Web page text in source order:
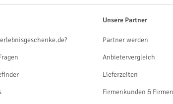
Unsere Partner
Partner werden
Anbietervergleich
Lieferzeiten
Firmenkunden &